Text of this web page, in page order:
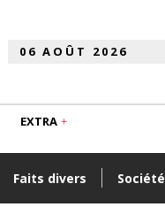
Faits divers Société
EXTRA